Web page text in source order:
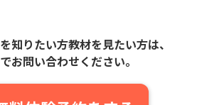
知りたい方教材を見たい方は、
お問い合わせください。